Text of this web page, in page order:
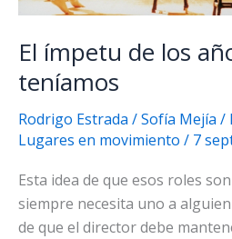
otro
El ímpetu de los
teníamos
Rodrigo Estrada / Sofía Mejía /
Lugares en movimiento / 7
Esta idea de que esos roles
siempre necesita uno a
de que el director debe